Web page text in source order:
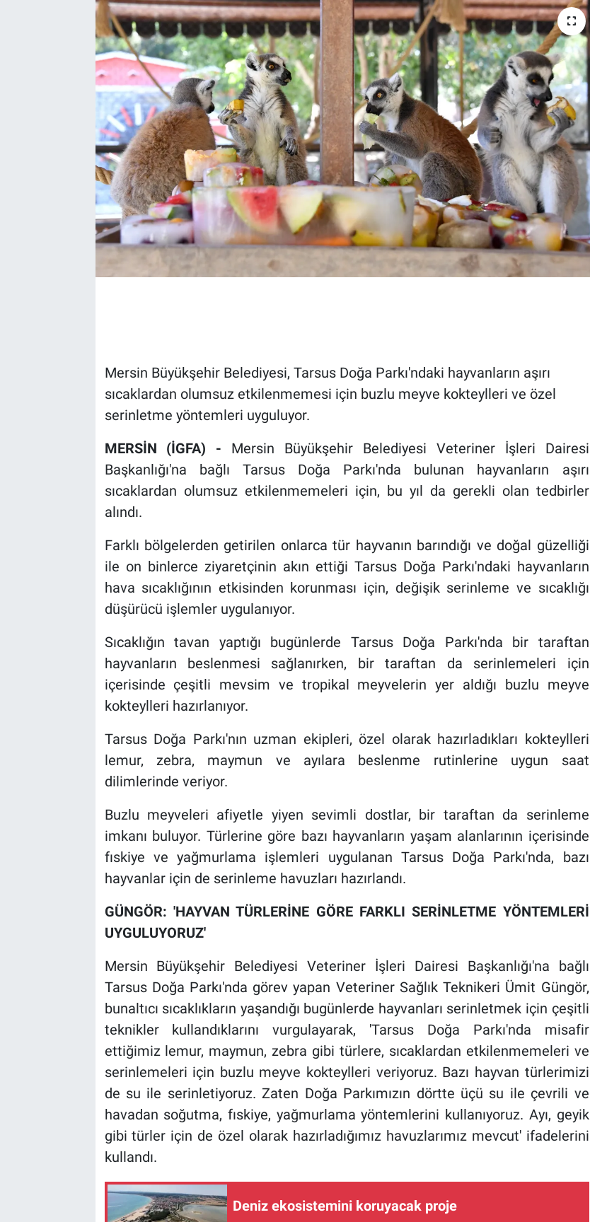
Mersin Büyükşehir Belediyesi, Tarsus Doğa Parkı'ndaki hayvanların aşırı
sıcaklardan olumsuz etkilenmemesi için buzlu meyve kokteylleri ve özel
serinletme yöntemleri uyguluyor.
MERSİN (İGFA) - Mersin Büyükşehir Belediyesi Veteriner İşleri Dairesi
Başkanlığı'na bağlı Tarsus Doğa Parkı'nda bulunan hayvanların aşırı
sıcaklardan olumsuz etkilenmemeleri için, bu yıl da gerekli olan tedbirler
alındı.
Farklı bölgelerden getirilen onlarca tür hayvanın barındığı ve doğal güzelliği
ile on binlerce ziyaretçinin akın ettiği Tarsus Doğa Parkı'ndaki hayvanların
hava sıcaklığının etkisinden korunması için, değişik serinleme ve sıcaklığı
düşürücü işlemler uygulanıyor.
Sıcaklığın tavan yaptığı bugünlerde Tarsus Doğa Parkı'nda bir taraftan
hayvanların beslenmesi sağlanırken, bir taraftan da serinlemeleri için
içerisinde çeşitli mevsim ve tropikal meyvelerin yer aldığı buzlu meyve
kokteylleri hazırlanıyor.
Tarsus Doğa Parkı'nın uzman ekipleri, özel olarak hazırladıkları kokteylleri
lemur, zebra, maymun ve ayılara beslenme rutinlerine uygun saat
dilimlerinde veriyor.
Buzlu meyveleri afiyetle yiyen sevimli dostlar, bir taraftan da serinleme
imkanı buluyor. Türlerine göre bazı hayvanların yaşam alanlarının içerisinde
fıskiye ve yağmurlama işlemleri uygulanan Tarsus Doğa Parkı'nda, bazı
hayvanlar için de serinleme havuzları hazırlandı.
GÜNGÖR: 'HAYVAN TÜRLERİNE GÖRE FARKLI SERİNLETME YÖNTEMLERİ
UYGULUYORUZ'
Mersin Büyükşehir Belediyesi Veteriner İşleri Dairesi Başkanlığı'na bağlı
Tarsus Doğa Parkı'nda görev yapan Veteriner Sağlık Teknikeri Ümit Güngör,
bunaltıcı sıcaklıkların yaşandığı bugünlerde hayvanları serinletmek için çeşitli
teknikler kullandıklarını vurgulayarak, 'Tarsus Doğa Parkı'nda misafir
ettiğimiz lemur, maymun, zebra gibi türlere, sıcaklardan etkilenmemeleri ve
serinlemeleri için buzlu meyve kokteylleri veriyoruz. Bazı hayvan türlerimizi
de su ile serinletiyoruz. Zaten Doğa Parkımızın dörtte üçü su ile çevrili ve
havadan soğutma, fıskiye, yağmurlama yöntemlerini kullanıyoruz. Ayı, geyik
gibi türler için de özel olarak hazırladığımız havuzlarımız mevcut' ifadelerini
kullandı.
Deniz ekosistemini koruyacak proje